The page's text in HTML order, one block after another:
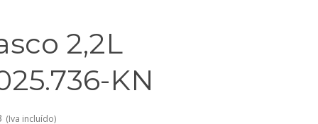
2,2L
KN
(Iva incluído)